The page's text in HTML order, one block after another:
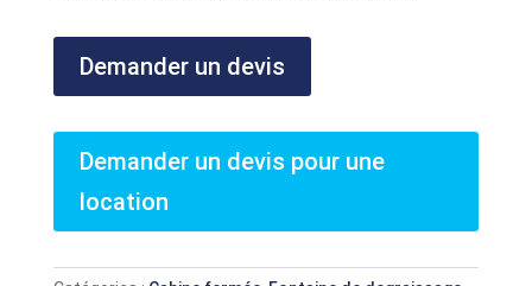
Demander un devis
Demander un devis pour une
location